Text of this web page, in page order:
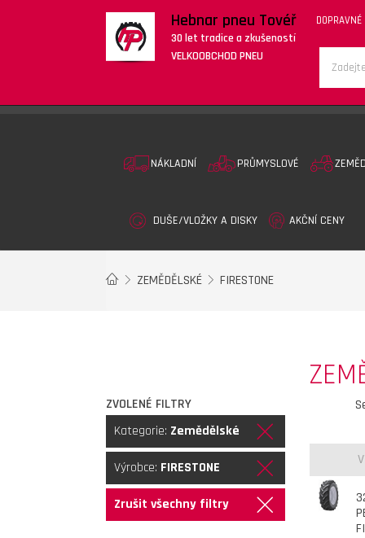
Hebnar pneu Tovéř
30 let tradice a zkušeností
VELKOOBCHOD PNEU
DOPRAVNÉ
NÁKLADNÍ PRŮMYSLOVÉ
DUŠE/VLOŽKY A DISKY AKČNÍ CENY
ZEMĚDĚLSKÉ FIRESTONE
ZVOLENÉ FILTRY
Kategorie: Zemědělské
Výrobce: FIRESTONE
Zrušit všechny filtry